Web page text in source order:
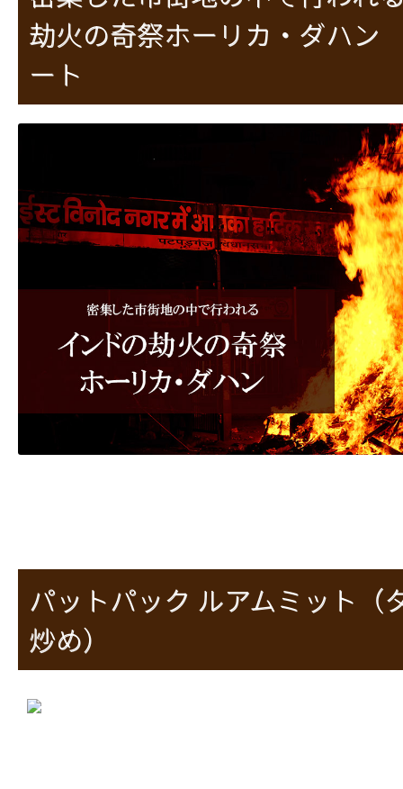
劫火の奇祭ホーリカ・ダハ
ート
パットパック ルアムミット（
炒め）